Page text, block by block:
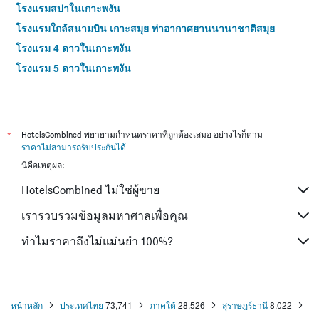
โรงแรมสปาในเกาะพงัน
โรงแรมใกล้สนามบิน เกาะสมุย ท่าอากาศยานนานาชาติสมุย
โรงแรม 4 ดาวในเกาะพงัน
โรงแรม 5 ดาวในเกาะพงัน
*
HotelsCombined พยายามกำหนดราคาที่ถูกต้องเสมอ อย่างไรก็ตาม
ราคาไม่สามารถรับประกันได้
นี่คือเหตุผล:
HotelsCombined ไม่ใช่ผู้ขาย
เรารวบรวมข้อมูลมหาศาลเพื่อคุณ
ทำไมราคาถึงไม่แม่นยำ 100%?
หน้าหลัก ประเทศไทย 73,741 ภาคใต้ 28,526 สุราษฎร์ธานี 8,022